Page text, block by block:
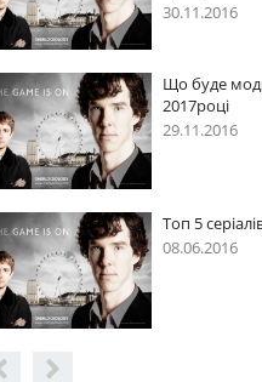
30.11.2016
Що буде модним у
2017році
29.11.2016
Топ 5 серіалів
08.06.2016